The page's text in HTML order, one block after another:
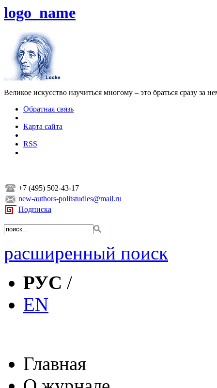
logo_name
Великое искусство научиться многому – это браться сразу за
Обратная связь
|
Карта сайта
|
RSS
+7 (495) 502-43-17
new-authors-politstudies@mail.ru
Подписка
расширенный поиск
РУС /
EN
Главная